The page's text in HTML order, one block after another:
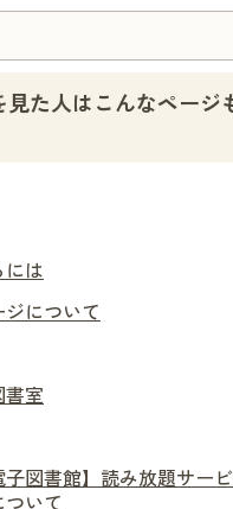
見た人はこんなページ
は
について
室
子図書館】読み放題サー
いて